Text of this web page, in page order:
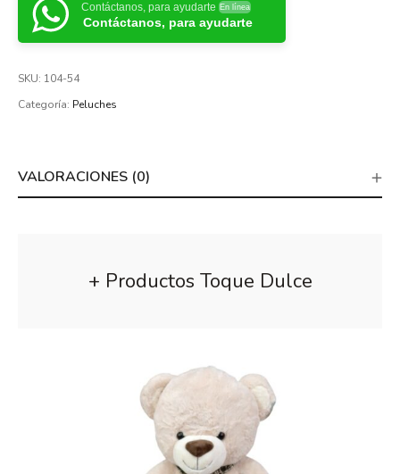
Contáctanos, para ayudarte En línea
Contáctanos, para ayudarte
SKU: 104-54
Categoría: Peluches
VALORACIONES (0)
+ Productos Toque Dulce